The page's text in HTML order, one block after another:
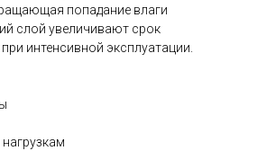
попадание влаги
слой увеличивают срок
интенсивной эксплуатации.